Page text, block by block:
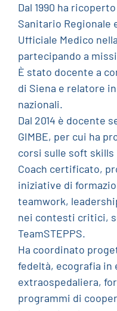
Dal 1990 ha
Sanitario Regionale
Ufficiale Medico
partecipando a
È stato docente a
di Siena e relatore
nazionali.
Dal 2014 è docente
GIMBE, per cui ha
corsi sulle soft skills
Coach certificato,
iniziative di
teamwork,
nei contesti critici,
TeamSTEPPS.
Ha coordinato
fedeltà, ecografia in
extraospedaliera,
programmi di